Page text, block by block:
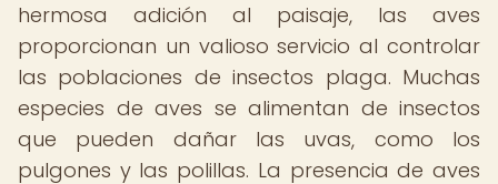
hermosa adición al paisaje, las aves
proporcionan un valioso servicio al controlar
las poblaciones de insectos plaga. Muchas
especies de aves se alimentan de insectos
que pueden dañar las uvas, como los
pulgones y las polillas. La presencia de aves